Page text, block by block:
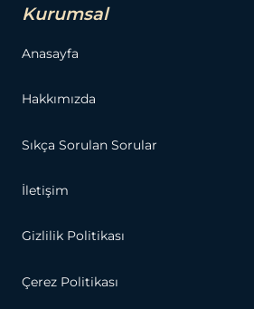
Kurumsal
Anasayfa
Hakkımızda
Sıkça Sorulan Sorular
İletişim
Gizlilik Politikası
Çerez Politikası